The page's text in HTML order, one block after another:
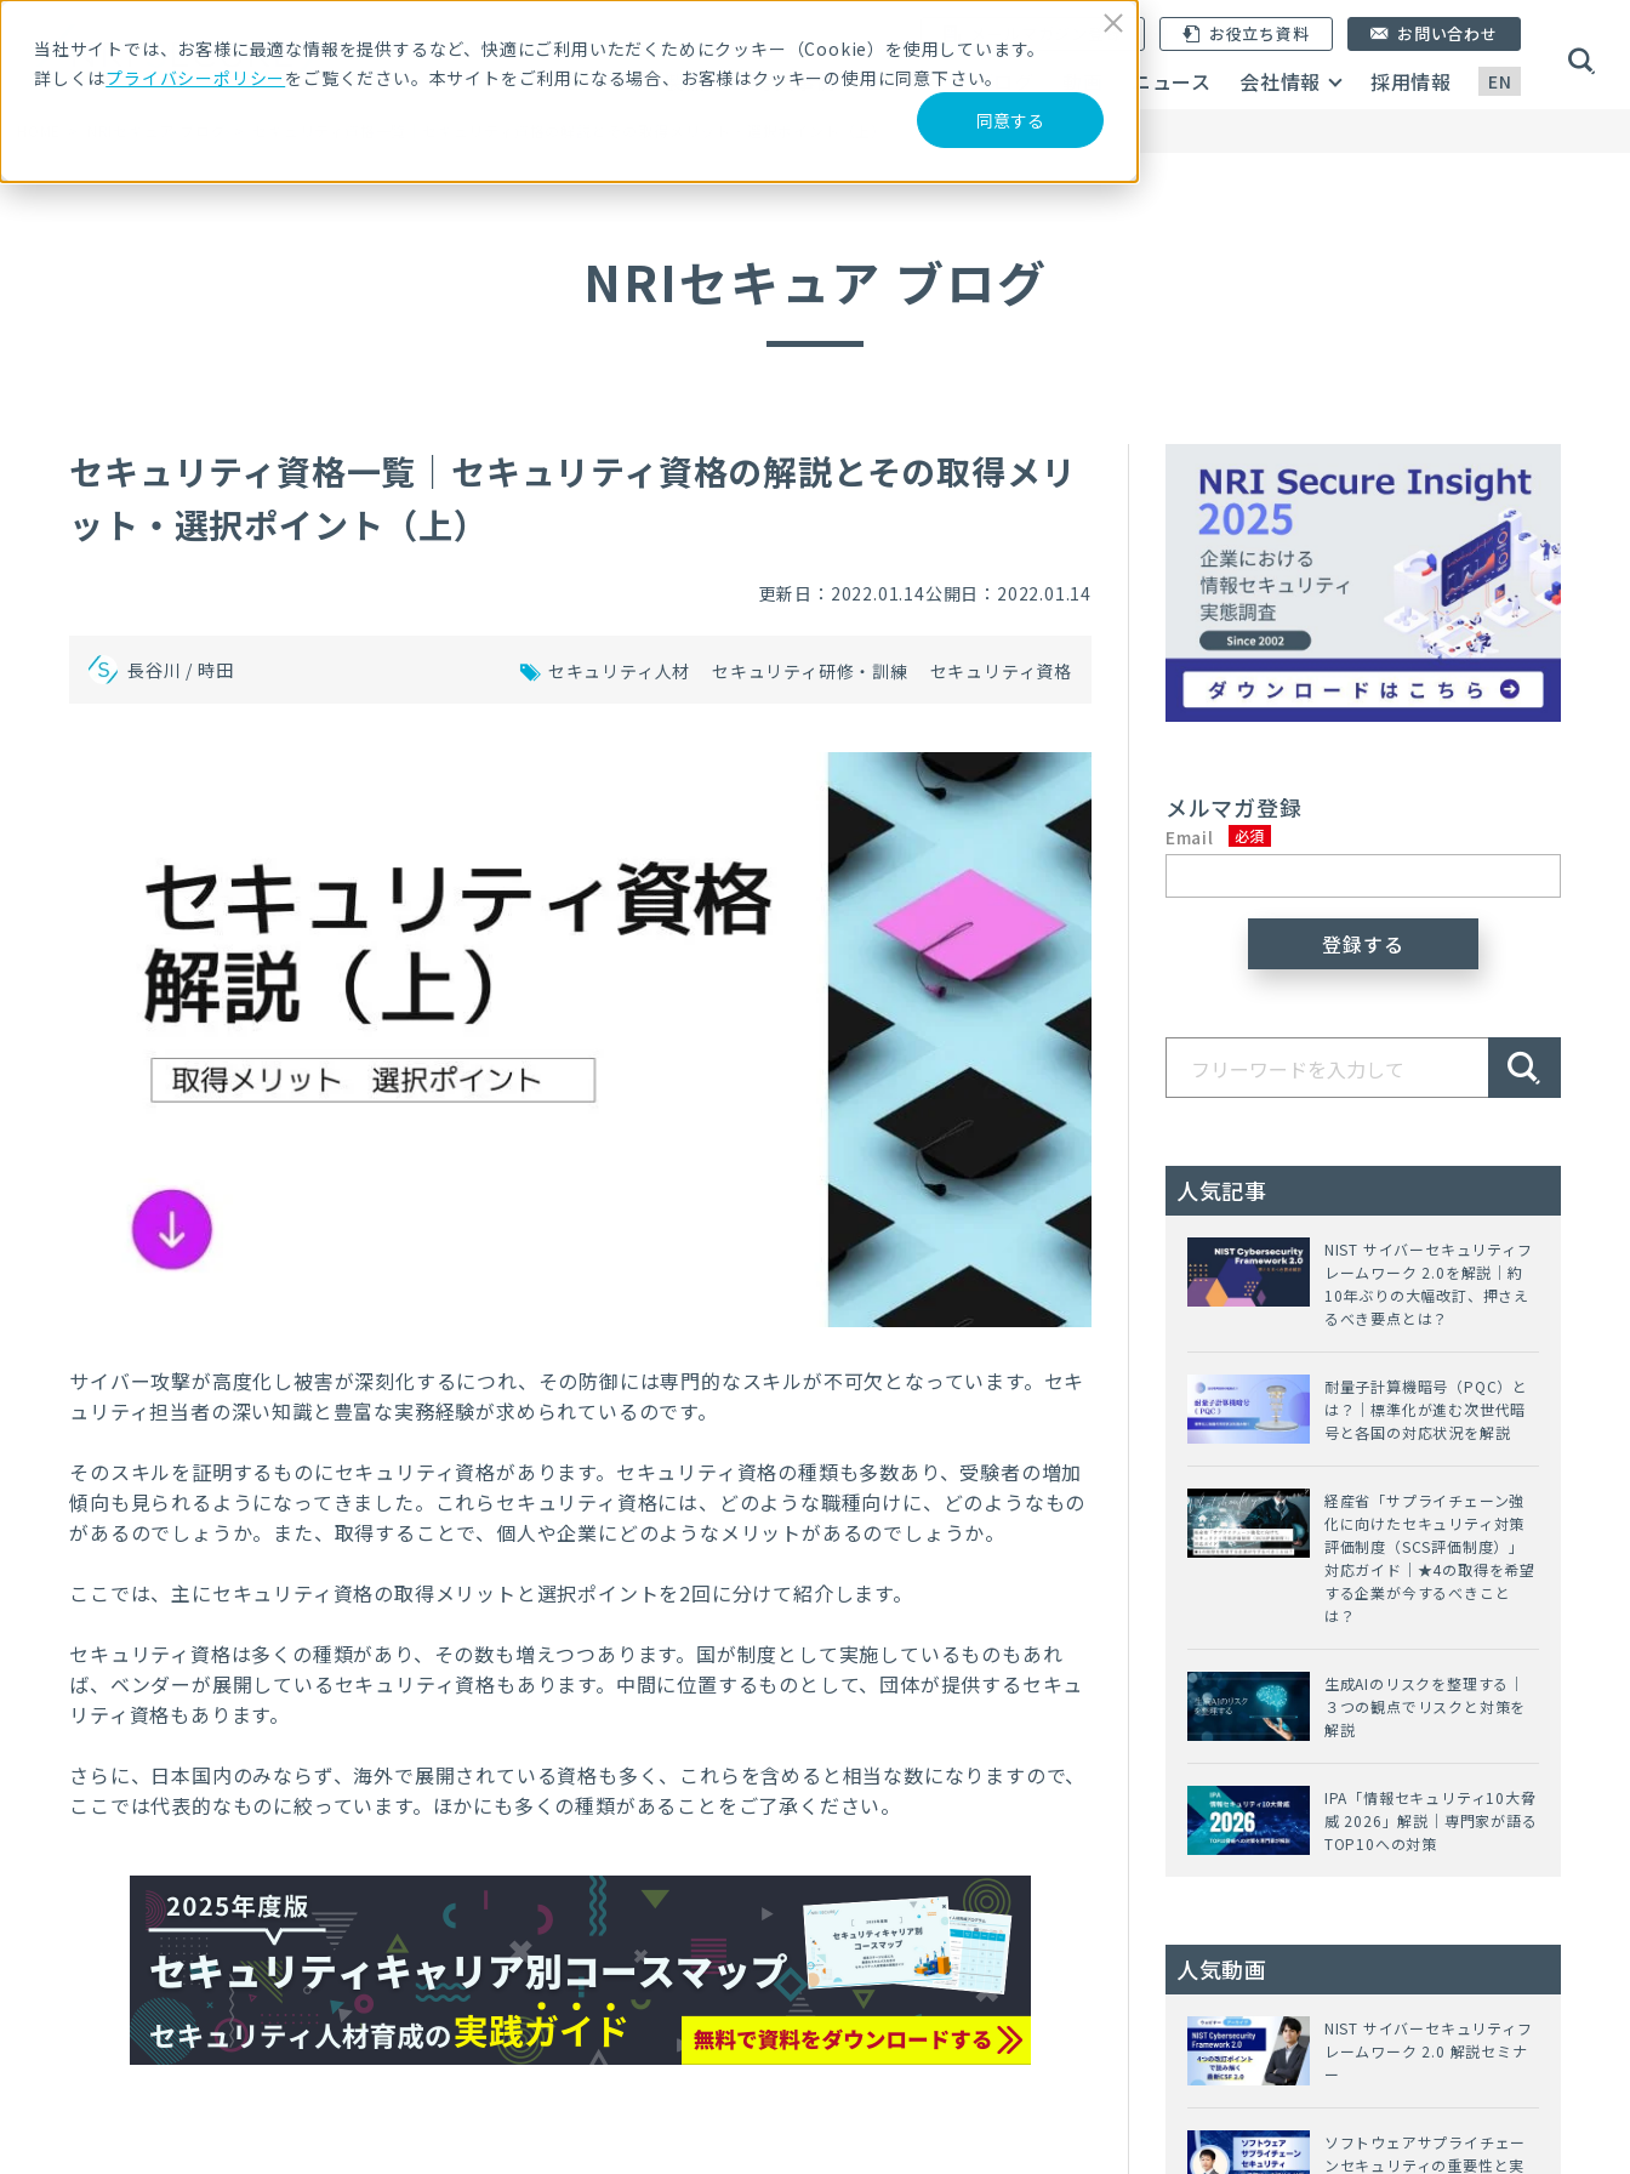
当社サイトでは、お客様に最適な情報を提供するなど、快適にご利用いただくためにクッキー（Cookie）を使用しています。
詳しくはプライバシーポリシーをご覧ください。本サイトをご利用になる場合、お客様はクッキーの使用に同意下さい。
同意する
EN
メールマガジン登録 お役立ち資料
サービス・製品 導入事例 セミナー ブログ ニュース 会社情報 採用情報
お問い合わせ
NRIセキュア ブログ
セキュリティ資格一覧｜セキュリティ資格の解説とその取得メリ
ット・選択ポイント（上）
更新日：2022.01.14公開日：2022.01.14
長谷川 / 時田 セキュリティ人材 セキュリティ研修・訓練 セキュリティ資格
サイバー攻撃が高度化し被害が深刻化するにつれ、その防御には専門的なスキルが不可欠となっています。セキ
ュリティ担当者の深い知識と豊富な実務経験が求められているのです。
そのスキルを証明するものにセキュリティ資格があります。セキュリティ資格の種類も多数あり、受験者の増加
傾向も見られるようになってきました。これらセキュリティ資格には、どのような職種向けに、どのようなもの
があるのでしょうか。また、取得することで、個人や企業にどのようなメリットがあるのでしょうか。
ここでは、主にセキュリティ資格の取得メリットと選択ポイントを2回に分けて紹介します。
セキュリティ資格は多くの種類があり、その数も増えつつあります。国が制度として実施しているものもあれ
ば、ベンダーが展開しているセキュリティ資格もあります。中間に位置するものとして、団体が提供するセキュ
リティ資格もあります。
さらに、日本国内のみならず、海外で展開されている資格も多く、これらを含めると相当な数になりますので、
ここでは代表的なものに絞っています。ほかにも多くの種類があることをご了承ください。
メルマガ登録
Email
人気記事
NIST サイバーセキュリティフ
レームワーク 2.0を解説｜約
10年ぶりの大幅改訂、押さえ
るべき要点とは？
耐量子計算機暗号（PQC）と
は？｜標準化が進む次世代暗
号と各国の対応状況を解説
経産省「サプライチェーン強
化に向けたセキュリティ対策
評価制度（SCS評価制度）」
対応ガイド｜★4の取得を希望
する企業が今するべきこと
は？
生成AIのリスクを整理する｜
３つの観点でリスクと対策を
解説
IPA「情報セキュリティ10大脅
威 2026」解説｜専門家が語る
TOP10への対策
人気動画
NIST サイバーセキュリティフ
レームワーク 2.0 解説セミナ
ー
ソフトウェアサプライチェー
ンセキュリティの重要性と実